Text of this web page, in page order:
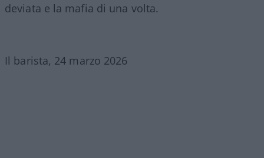
deviata e la mafia di una volta.
Il barista, 24 marzo 2026